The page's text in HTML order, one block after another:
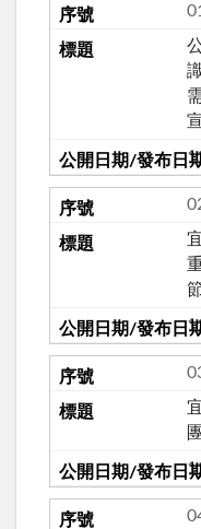
01